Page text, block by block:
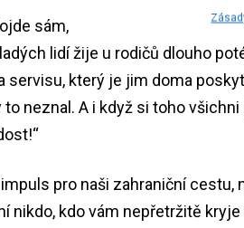
sám, někomu dopomůžou
lidí žije u rodičů dlouho
servisu, který je jim doma
neznal. A i když si toho
pro naši zahraniční
nikdo, kdo vám nepřetržitě